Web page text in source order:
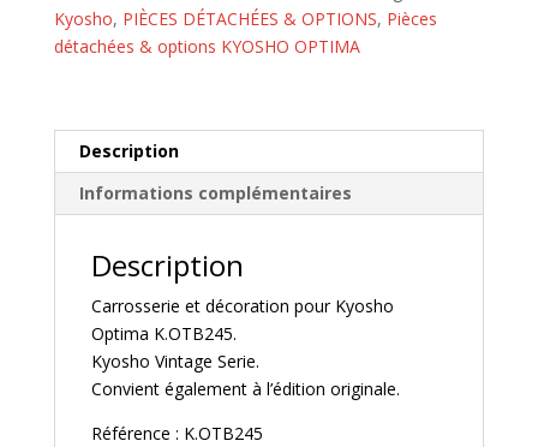
K.OTB245
Kyosho, PIÈCES DÉTACHÉES & OPTIONS, Pièces
détachées & options KYOSHO OPTIMA
Description
Informations complémentaires
Description
Carrosserie et décoration pour Kyosho
Optima K.OTB245.
Kyosho Vintage Serie.
Convient également à l’édition originale.
Référence : K.OTB245